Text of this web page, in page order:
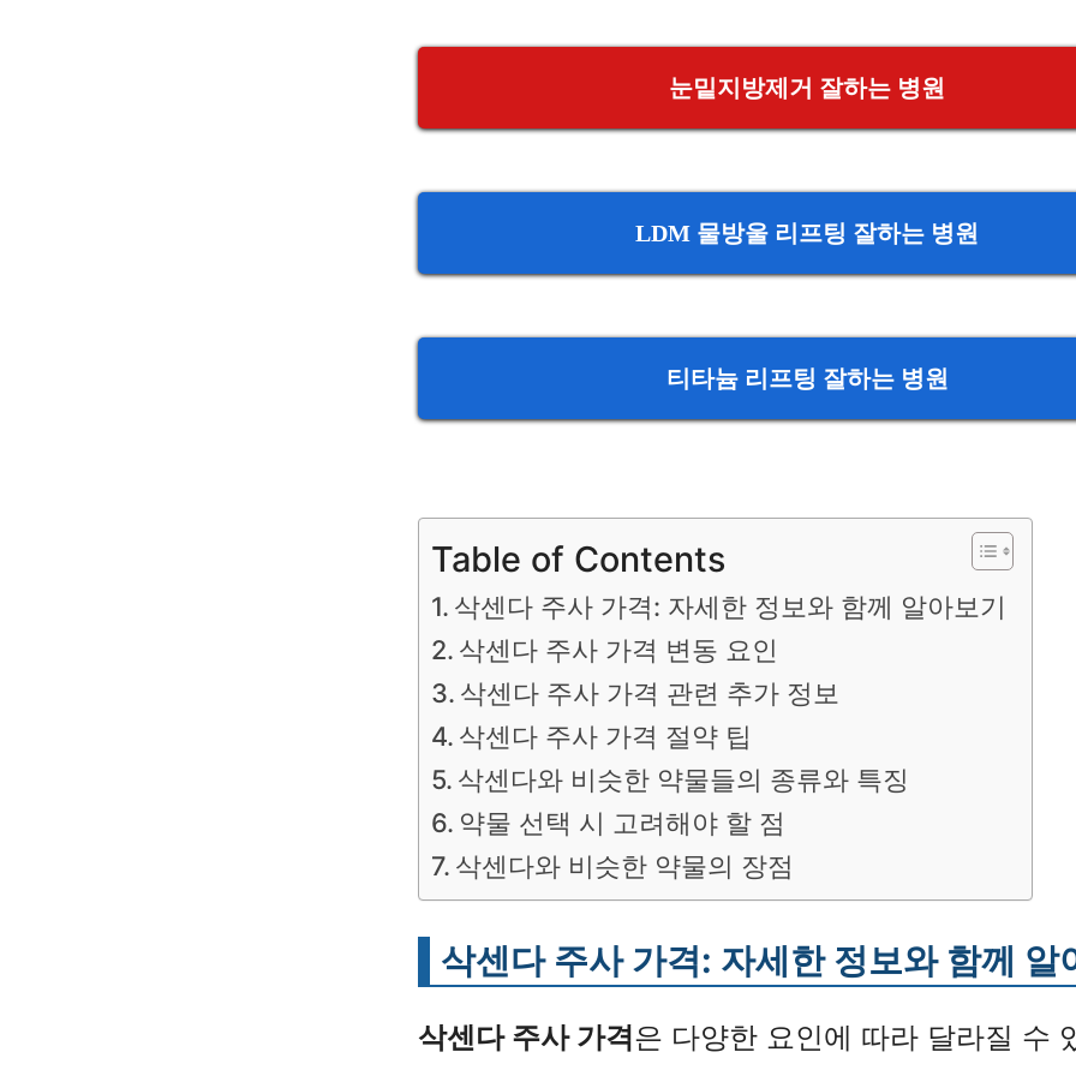
눈밑지방제거 잘하는 병원
LDM 물방울 리프팅 잘하는 병원
티타늄 리프팅 잘하는 병원
Table of Contents
삭센다 주사 가격: 자세한 정보와 함께 알아보기
삭센다 주사 가격 변동 요인
삭센다 주사 가격 관련 추가 정보
삭센다 주사 가격 절약 팁
삭센다와 비슷한 약물들의 종류와 특징
약물 선택 시 고려해야 할 점
삭센다와 비슷한 약물의 장점
삭센다 주사 가격: 자세한 정보와 함께 알
삭센다 주사 가격 은 다양한 요인에 따라 달라질 수